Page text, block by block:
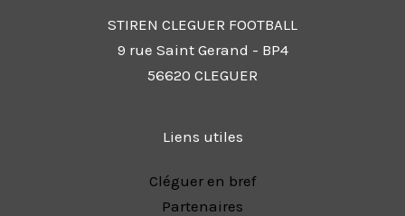
STIREN CLEGUER FOOTBALL
9 rue Saint Gerand - BP4
56620 CLEGUER
Liens utiles
Cléguer en bref
Partenaires